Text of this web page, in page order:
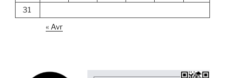
31
« Avr